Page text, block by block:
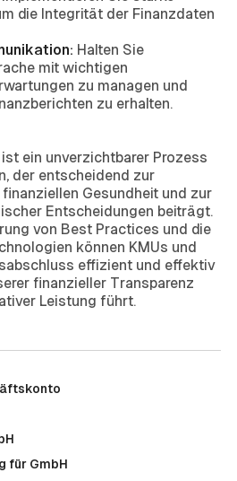
die Integrität der Finanzdaten
Halten Sie
mit wichtigen
zu managen und
zu erhalten.
ein unverzichtbarer Prozess
der entscheidend zur
Gesundheit und zur
Entscheidungen beiträgt.
von Best Practices und die
können KMUs und
effizient und effektiv
finanzieller Transparenz
Leistung führt.
für GmbH